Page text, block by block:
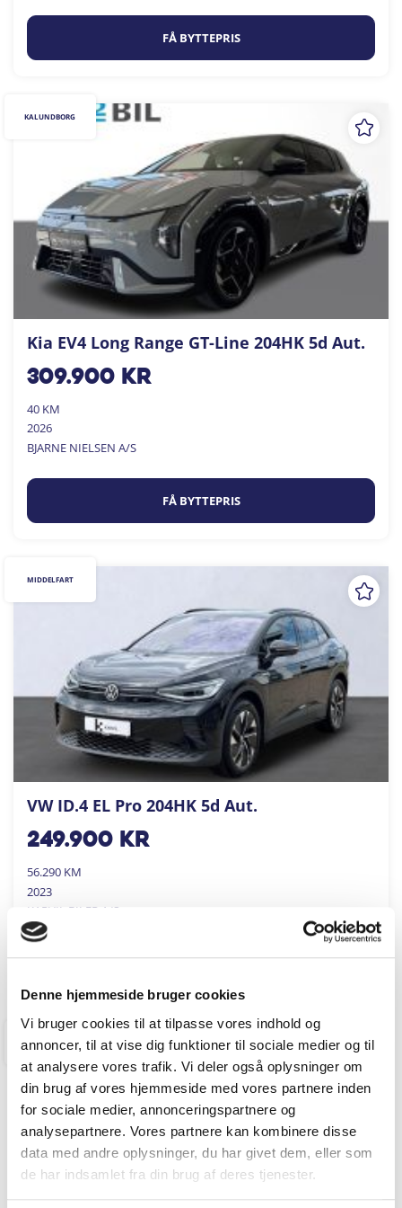
Denne hjemmeside bruger cookies
Vi bruger cookies til at tilpasse vores indhold og
annoncer, til at vise dig funktioner til sociale medier og til
at analysere vores trafik. Vi deler også oplysninger om
din brug af vores hjemmeside med vores partnere inden
for sociale medier, annonceringspartnere og
analysepartnere. Vores partnere kan kombinere disse
data med andre oplysninger, du har givet dem, eller som
de har indsamlet fra din brug af deres tjenester.
FÅ BYTTEPRIS
Kia EV4 Long Range GT-Line 204HK 5d Aut.
309.900kr
40 KM
2026
BJARNE NIELSEN A/S
FÅ BYTTEPRIS
KALUNDBORG
VW ID.4 EL Pro 204HK 5d Aut.
249.900kr
56.290 KM
2023
KARVIL BILER A/S
MIDDELFART
RINGKØBING